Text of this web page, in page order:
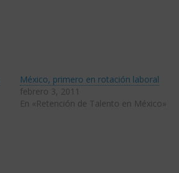
México, primero en rotación laboral
febrero 3, 2011
En «Retención de Talento en México»